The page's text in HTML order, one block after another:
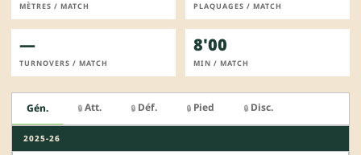
MÈTRES / MATCH PLAQUAGES / MATCH
—
TURNOVERS / MATCH
8'00
MIN / MATCH
Gén. 🔒 Att. 🔒 Déf. 🔒 Pied 🔒 Disc.
2025-26